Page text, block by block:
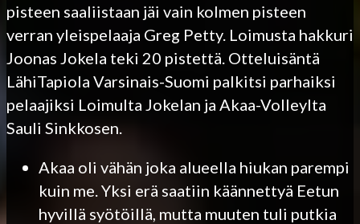
pisteen saaliistaan jäi vain kolmen pisteen
verran yleispelaaja Greg Petty. Loimusta hakkuri
Joonas Jokela teki 20 pistettä. Otteluisäntä
LähiTapiola Varsinais-Suomi palkitsi parhaiksi
pelaajiksi Loimulta Jokelan ja Akaa-Volleylta
Sauli Sinkkosen.
Akaa oli vähän joka alueella hiukan parempi
kuin me. Yksi erä saatiin käännettyä Eetun
hyvillä syötöillä, mutta muuten tuli putkia